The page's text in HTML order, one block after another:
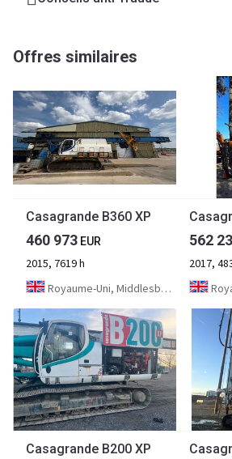
Offres similaires
Casagrande B360 XP
460 973 EUR
2015, 7619 h
Royaume-Uni, Middlesbrough
562
2017,
Casagrande B200 XP